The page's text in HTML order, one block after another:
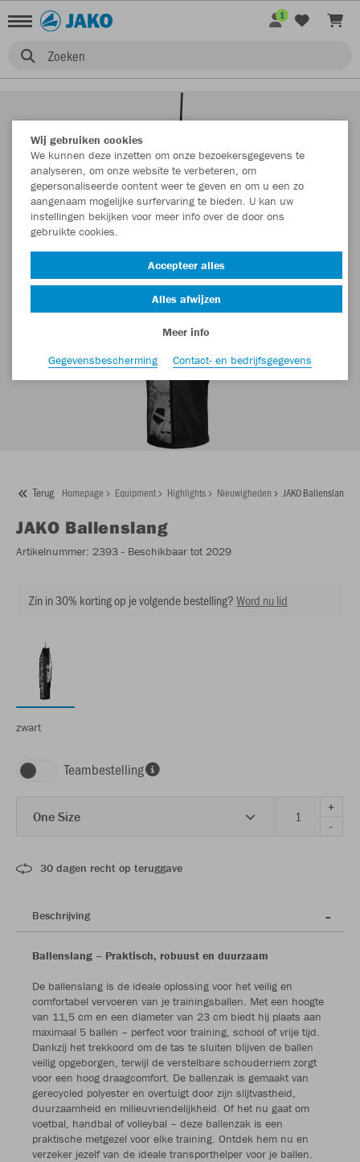
Zoeken
1
Terug Homepage Equipment Highlights Nieuwigheden JAKO Ballenslang
JAKO Ballenslang
Artikelnummer: 2393 - Beschikbaar tot 2029
Zin in 30% korting op je volgende bestelling?Word nu lid
zwart
Teambestelling
One Size
+
-
30 dagen recht op teruggave
Beschrijving
Ballenslang – Praktisch, robuust en duurzaam
De ballenslang is de ideale oplossing voor het veilig en
comfortabel vervoeren van je trainingsballen. Met een hoogte
van 11,5 cm en een diameter van 23 cm biedt hij plaats aan
maximaal 5 ballen – perfect voor training, school of vrije tijd.
Dankzij het trekkoord om de tas te sluiten blijven de ballen
veilig opgeborgen, terwijl de verstelbare schouderriem zorgt
voor een hoog draagcomfort. De ballenzak is gemaakt van
gerecycled polyester en overtuigt door zijn slijtvastheid,
duurzaamheid en milieuvriendelijkheid. Of het nu gaat om
voetbal, handbal of volleybal – deze ballenzak is een
praktische metgezel voor elke training. Ontdek hem nu en
verzeker jezelf van de ideale transporthelper voor je ballen.
Wij gebruiken cookies
We kunnen deze inzetten om onze bezoekersgegevens te
analyseren, om onze website te verbeteren, om
gepersonaliseerde content weer te geven en om u een zo
aangenaam mogelijke surfervaring te bieden. U kan uw
instellingen bekijken voor meer info over de door ons
gebruikte cookies.
Accepteer alles
Alles afwijzen
Meer info
Gegevensbescherming
Contact- en bedrijfsgegevens